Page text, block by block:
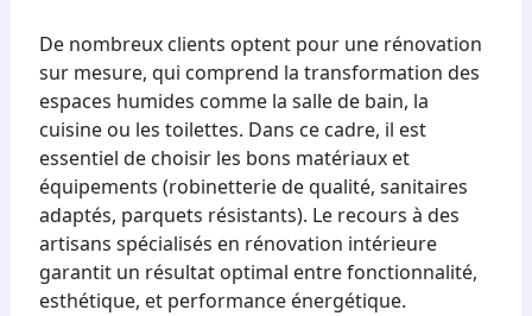
De nombreux clients optent pour une rénovation
sur mesure, qui comprend la transformation des
espaces humides comme la salle de bain, la
cuisine ou les toilettes. Dans ce cadre, il est
essentiel de choisir les bons matériaux et
équipements (robinetterie de qualité, sanitaires
adaptés, parquets résistants). Le recours à des
artisans spécialisés en rénovation intérieure
garantit un résultat optimal entre fonctionnalité,
esthétique, et performance énergétique.